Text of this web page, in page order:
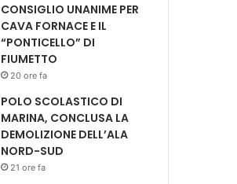
CONSIGLIO UNANIME PER
CAVA FORNACE E IL
“PONTICELLO” DI
FIUMETTO
20 ore fa
POLO SCOLASTICO DI
MARINA, CONCLUSA LA
DEMOLIZIONE DELL’ALA
NORD-SUD
21 ore fa